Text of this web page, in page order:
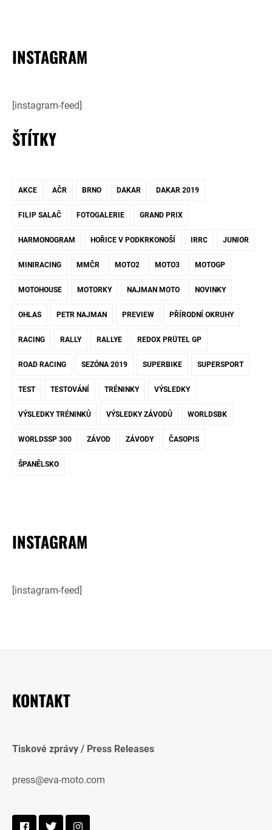
INSTAGRAM
[instagram-feed]
ŠTÍTKY
AKCE AČR BRNO DAKAR DAKAR 2019
FILIP SALAČ FOTOGALERIE GRAND PRIX
HARMONOGRAM HOŘICE V PODKRKONOŠÍ IRRC JUNIOR
MINIRACING MMČR MOTO2 MOTO3 MOTOGP
MOTOHOUSE MOTORKY NAJMAN MOTO NOVINKY
OHLAS PETR NAJMAN PREVIEW PŘÍRODNÍ OKRUHY
RACING RALLY RALLYE REDOX PRÜTEL GP
ROAD RACING SEZÓNA 2019 SUPERBIKE SUPERSPORT
TEST TESTOVÁNÍ TRÉNINKY VÝSLEDKY
VÝSLEDKY TRÉNINKŮ VÝSLEDKY ZÁVODŮ WORLDSBK
WORLDSSP 300 ZÁVOD ZÁVODY ČASOPIS
ŠPANĚLSKO
INSTAGRAM
[instagram-feed]
KONTAKT
Tiskové zprávy / Press Releases
press@eva-moto.com